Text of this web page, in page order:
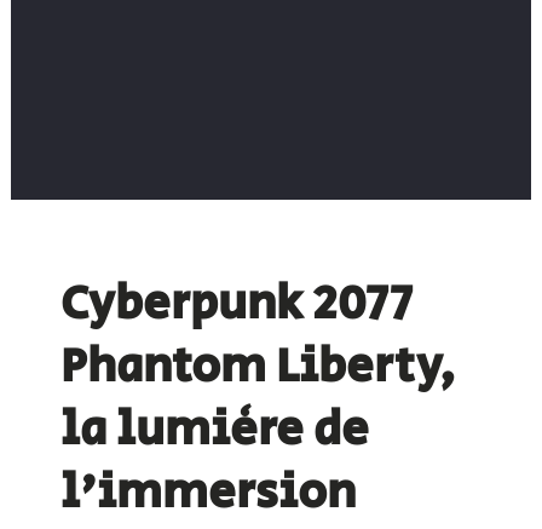
Cyberpunk 2077
Phantom Liberty,
la lumière de
l'immersion